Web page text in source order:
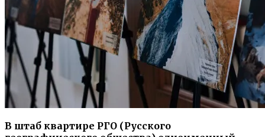
В штаб квартире РГО (Русского